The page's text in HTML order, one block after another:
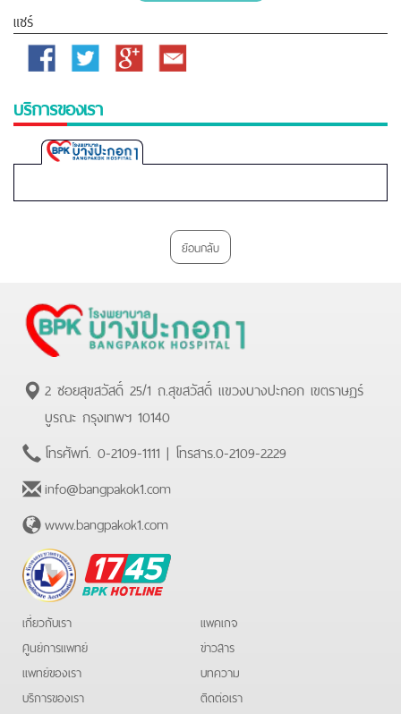
แชร์
Facebook Twitter
Google
Email
บริการของเรา
Bangpakok
Hospital
ย้อนกลับ
2 ซอยสุขสวัสดิ์ 25/1 ถ.สุขสวัสดิ์ แขวงบางปะกอก เขตราษฏร์
บูรณะ กรุงเทพฯ 10140
โทรศัพท์. 0-2109-1111 | โทรสาร.0-2109-2229
info@bangpakok1.com
www.bangpakok1.com
BPK
Hotline
เกี่ยวกับเรา
ศูนย์การแพทย์
แพทย์ของเรา
บริการของเรา
แพคเกจ
ข่าวสาร
บทความ
ติดต่อเรา